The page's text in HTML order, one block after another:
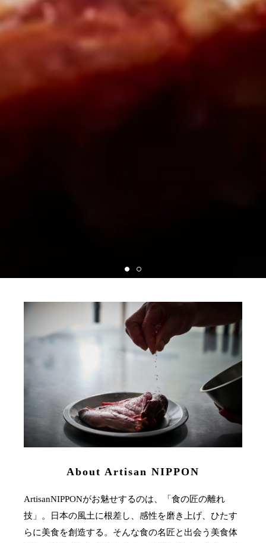
About Artisan NIPPON
ArtisanNIPPONがお魅せするのは、「食の匠の離れ
技」。日本の風土に根差し、感性を磨き上げ、ひたす
らに美食を創造する。そんな食の名匠と出会う美食体